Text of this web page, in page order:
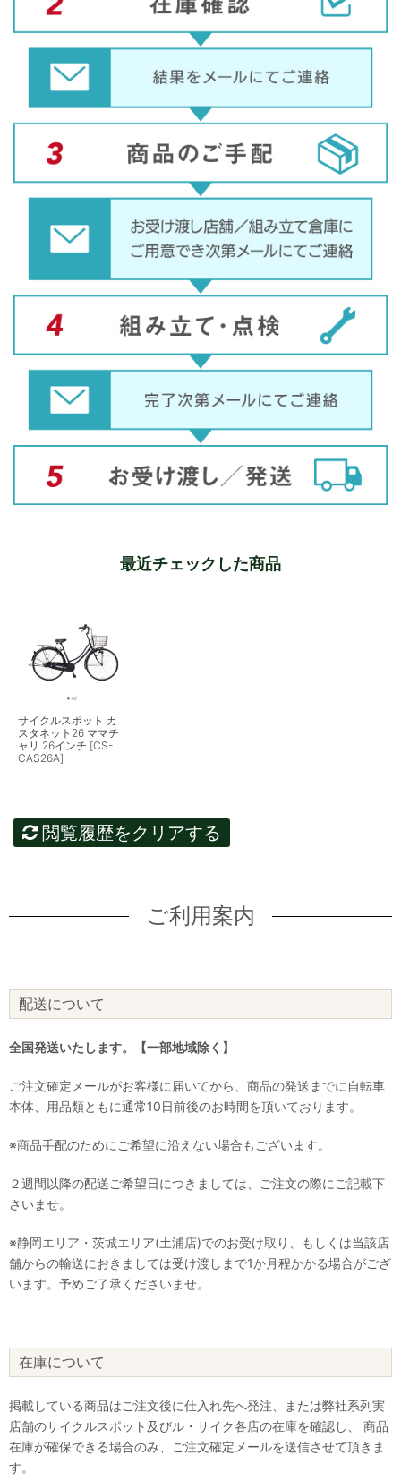
最近チェックした商品
サイクルスポット カ
スタネット26 ママチ
ャリ 26インチ [CS-
CAS26A]
閲覧履歴をクリアする
ご利用案内
配送について
全国発送いたします。【一部地域除く】
ご注文確定メールがお客様に届いてから、商品の発送までに自転車
本体、用品類ともに通常10日前後のお時間を頂いております。
※商品手配のためにご希望に沿えない場合もございます。
２週間以降の配送ご希望日につきましては、ご注文の際にご記載下
さいませ。
※静岡エリア・茨城エリア(土浦店)でのお受け取り、もしくは当該店
舗からの輸送におきましては受け渡しまで1か月程かかる場合がござ
います。予めご了承くださいませ。
在庫について
掲載している商品はご注文後に仕入れ先へ発注、または弊社系列実
店舗のサイクルスポット及びル・サイク各店の在庫を確認し、 商品
在庫が確保できる場合のみ、ご注文確定メールを送信させて頂きま
す。